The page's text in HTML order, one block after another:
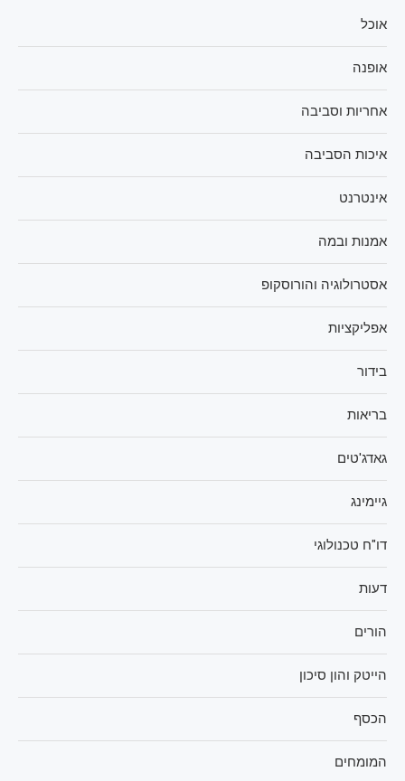
אוכל
אופנה
אחריות וסביבה
איכות הסביבה
אינטרנט
אמנות ובמה
אסטרולוגיה והורוסקופ
אפליקציות
בידור
בריאות
גאדג'טים
גיימינג
דו"ח טכנולוגי
דעות
הורים
הייטק והון סיכון
הכסף
המומחים